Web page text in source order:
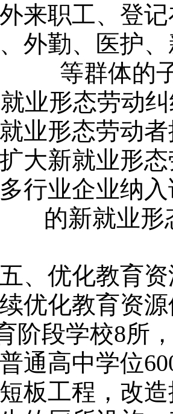
来职工、登
外勤、医护
等群体的
业形态劳动
业形态劳动
大新就业形
行业企业纳
的新就业形
五、优化教育
优化教育资
阶段学校8所
通高中学位
板工程，改